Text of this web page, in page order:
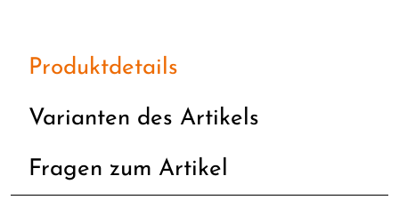
Produktdetails
Varianten des Artikels
Fragen zum Artikel